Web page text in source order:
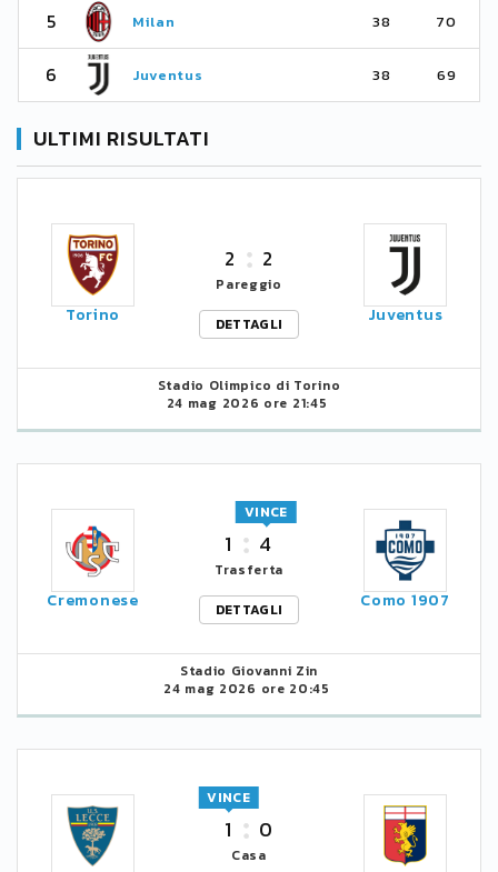
5 Milan 38 70
6 Juventus 38 69
ULTIMI RISULTATI
Torino
2 2
Pareggio
DETTAGLI
Juventus
Stadio Olimpico di Torino
24 mag 2026 ore 21:45
Cremonese
1 4
VINCE
Trasferta
DETTAGLI
Como 1907
Stadio Giovanni Zin
24 mag 2026 ore 20:45
1
VINCE
0
Casa